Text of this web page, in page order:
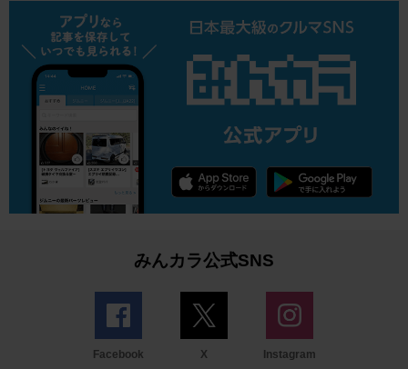
みんカラ公式SNS
Facebook X Instagram